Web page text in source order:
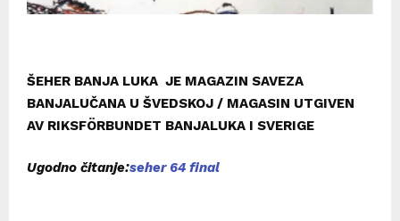
ŠEHER BANJA LUKA JE MAGAZIN SAVEZA
BANJALUČANA U ŠVEDSKOJ / MAGASIN UTGIVEN
AV RIKSFÖRBUNDET BANJALUKA I SVERIGE
Ugodno čitanje:seher 64 final